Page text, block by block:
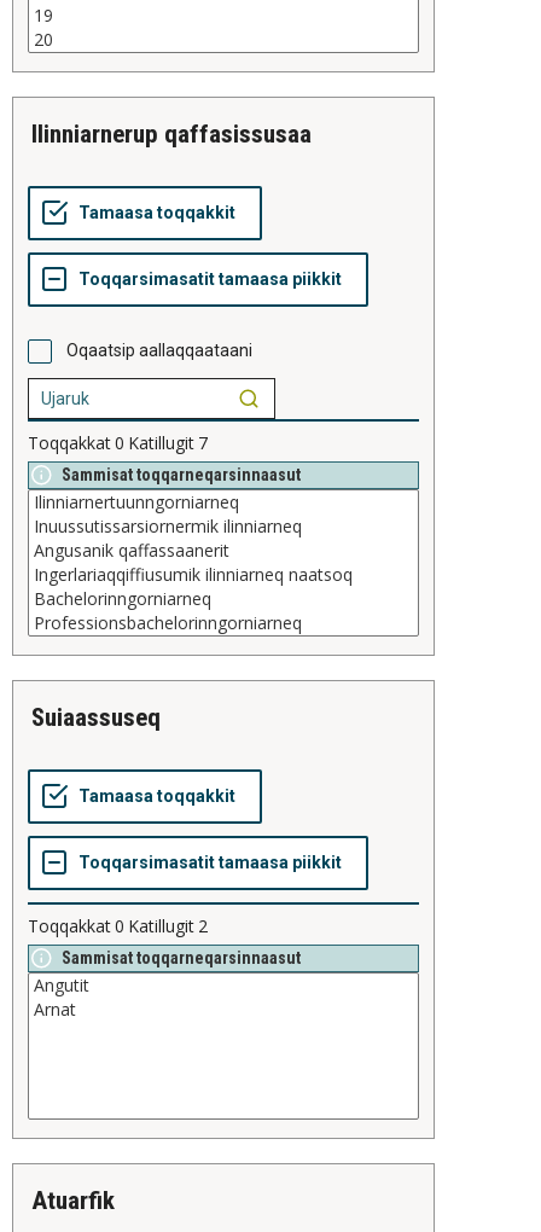
ilinniarnerup qaffasissusaa
Oqaatsip aallaqqaataani
Toqqakkat0 Katillugit 7
Sammisat toqqarneqarsinnaasut
suiaassuseq
Toqqakkat0 Katillugit 2
Sammisat toqqarneqarsinnaasut
atuarfik